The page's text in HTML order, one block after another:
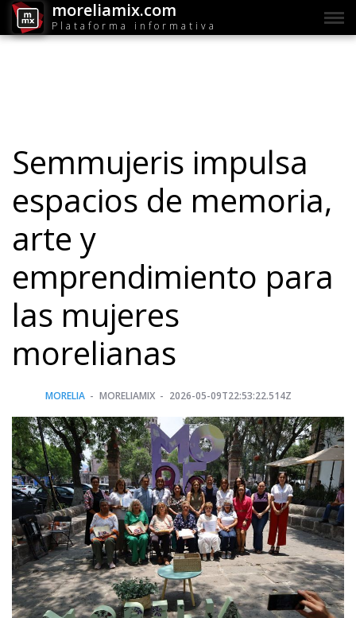
moreliamix.com
Plataforma informativa
Semmujeris impulsa
espacios de memoria,
arte y
emprendimiento para
las mujeres
morelianas
MORELIA MORELIAMIX 2026-05-09T22:53:22.514Z